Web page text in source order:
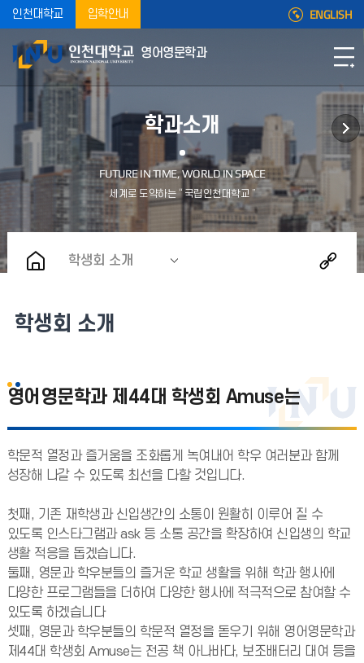
인천대학교 입학안내 ENGLISH
영어영문학과
학과소개
학생회 소개
학생회 소개
영어영문학과 제44대 학생회 Amuse는
학문적 열정과 즐거움을 조화롭게 녹여내어 학우 여러분과 함께
성장해 나갈 수 있도록 최선을 다할 것입니다.
첫째, 기존 재학생과 신입생간의 소통이 원활히 이루어 질 수
있도록 인스타그램과 ask 등 소통 공간을 확장하여 신입생의 학교
생활 적응을 돕겠습니다.
둘째, 영문과 학우분들의 즐거운 학교 생활을 위해 학과 행사에
다양한 프로그램들을 더하여 다양한 행사에 적극적으로 참여할 수
있도록 하겠습니다
셋째, 영문과 학우분들의 학문적 열정을 돋우기 위해 영어영문학과
제44대 학생회 Amuse는 전공 책 아나바다, 보조배터리 대여 등을